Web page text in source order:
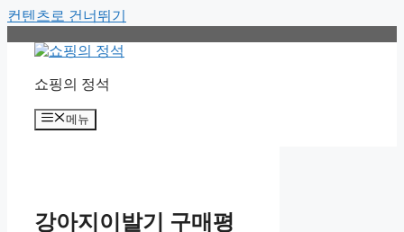
컨텐츠로 건너뛰기
쇼핑의 정석
메뉴
강아지이발기 구매평